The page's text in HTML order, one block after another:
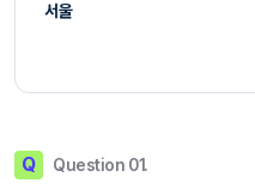
서울
Q Question 01.